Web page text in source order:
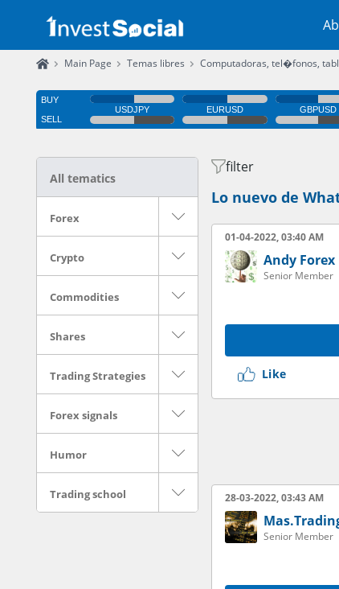
Main Page Temas libres Computadoras, tel�fonos,
All tematics
Forex
Crypto
Commodities
Shares
Trading Strategies
Forex signals
Humor
Trading school
filter
Lo nuevo de
01-04-2022, 03:40 AM
Andy Forex
Senior Member
Like
28-03-2022, 03:43 AM
Senior Member